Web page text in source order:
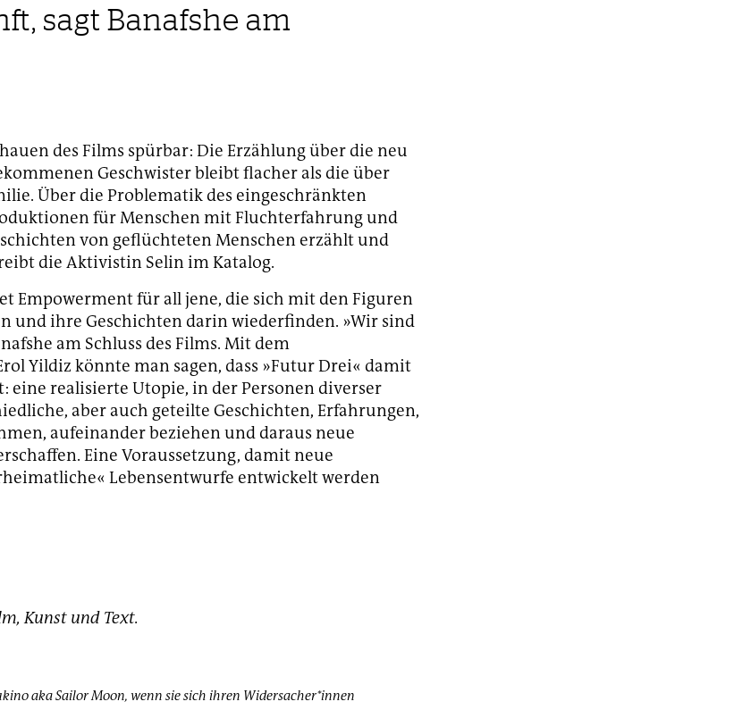
sagt Banafshe am
des Films spürbar: Die Erzählung über die neu
Geschwister bleibt flacher als die über
Über die Problematik des eingeschränkten
für Menschen mit Fluchterfahrung und
von geflüchteten Menschen erzählt und
die Aktivistin Selin im Katalog.
Empowerment für all jene, die sich mit den Figuren
und ihre Geschichten darin wiederfinden. »Wir sind
am Schluss des Films. Mit dem
Yildiz könnte man sagen, dass »Futur Drei« damit
eine realisierte Utopie, in der Personen diverser
aber auch geteilte Geschichten, Erfahrungen,
aufeinander beziehen und daraus neue
Eine Voraussetzung, damit neue
Lebensentwurfe entwickelt werden
Kunst und Text.
aka Sailor Moon, wenn sie sich ihren Widersacher*innen